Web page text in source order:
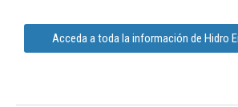
Acceda a toda la información de Hidro